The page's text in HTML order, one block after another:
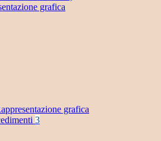
grafica
grafica
3